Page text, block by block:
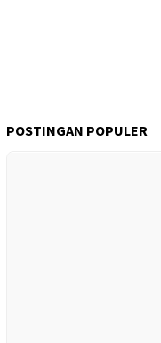
POSTINGAN POPULER